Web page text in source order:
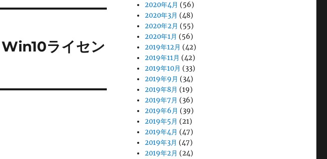
ライセン
2020年4月 (56)
2020年3月 (48)
2020年2月 (55)
2020年1月 (56)
2019年12月 (42)
2019年11月 (42)
2019年10月 (33)
2019年9月 (34)
2019年8月 (19)
2019年7月 (36)
2019年6月 (39)
2019年5月 (21)
2019年4月 (47)
2019年3月 (47)
2019年2月 (24)